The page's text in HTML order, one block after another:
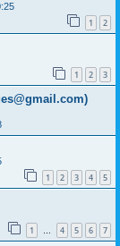
1 2
1 2 3
1 2 3 4 5
1 … 4 5 6 7